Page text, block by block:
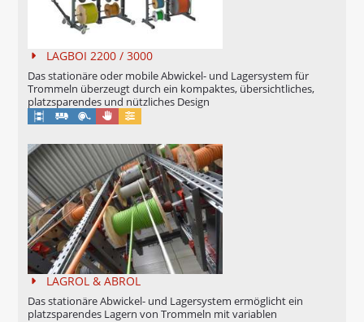
KONFORMITÄTSBEWERTUNG FÜR
LÄNGENMESSGERÄTE
LAGERSYSTEME FÜR KABELRINGE,
SCHLÄUCHE UND PROFILE
MATBOI
LAGERSYSTEME FÜR KABELSPULEN
SPULBOI
SPULROLLY
KABELTROMMELREGALE
LAGBOI 2200 / 3000
LAGROL & ABROL
LAGBOI 2200 / 3000
Das stationäre oder mobile Abwickel- und Lagersystem für
Trommeln überzeugt durch ein kompaktes, übersichtliches,
platzsparendes und nützliches Design
Manuell
Konfigurierbar
LAGROL & ABROL
Das stationäre Abwickel- und Lagersystem ermöglicht ein
platzsparendes Lagern von Trommeln mit variablen